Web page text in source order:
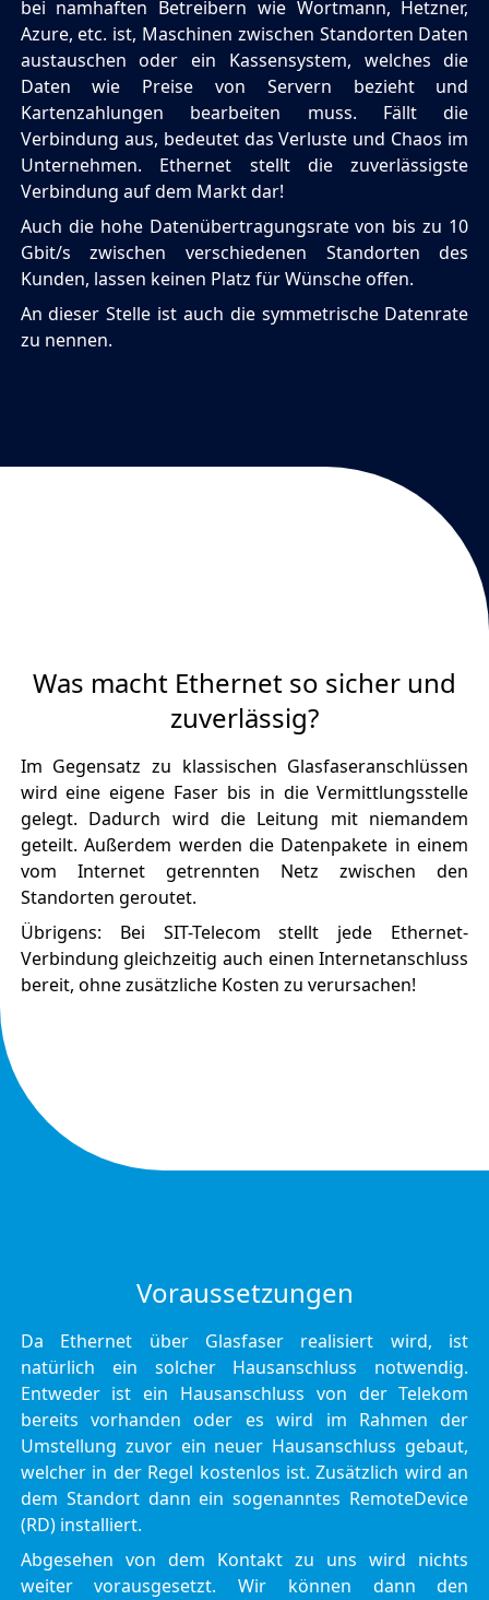
bei namhaften Betreibern wie Wortmann, Hetzner,
Azure, etc. ist, Maschinen zwischen Standorten Daten
austauschen oder ein Kassensystem, welches die
Daten wie Preise von Servern bezieht und
Kartenzahlungen bearbeiten muss. Fällt die
Verbindung aus, bedeutet das Verluste und Chaos im
Unternehmen. Ethernet stellt die zuverlässigste
Verbindung auf dem Markt dar!
Auch die hohe Datenübertragungsrate von bis zu 10
Gbit/s zwischen verschiedenen Standorten des
Kunden, lassen keinen Platz für Wünsche offen.
An dieser Stelle ist auch die symmetrische Datenrate
zu nennen.
Was macht Ethernet so sicher und
zuverlässig?
Im Gegensatz zu klassischen Glasfaseranschlüssen
wird eine eigene Faser bis in die Vermittlungsstelle
gelegt. Dadurch wird die Leitung mit niemandem
geteilt. Außerdem werden die Datenpakete in einem
vom Internet getrennten Netz zwischen den
Standorten geroutet.
Übrigens: Bei SIT-Telecom stellt jede Ethernet-
Verbindung gleichzeitig auch einen Internetanschluss
bereit, ohne zusätzliche Kosten zu verursachen!
Voraussetzungen
Da Ethernet über Glasfaser realisiert wird, ist
natürlich ein solcher Hausanschluss notwendig.
Entweder ist ein Hausanschluss von der Telekom
bereits vorhanden oder es wird im Rahmen der
Umstellung zuvor ein neuer Hausanschluss gebaut,
welcher in der Regel kostenlos ist. Zusätzlich wird an
dem Standort dann ein sogenanntes RemoteDevice
(RD) installiert.
Abgesehen von dem Kontakt zu uns wird nichts
weiter vorausgesetzt. Wir können dann den